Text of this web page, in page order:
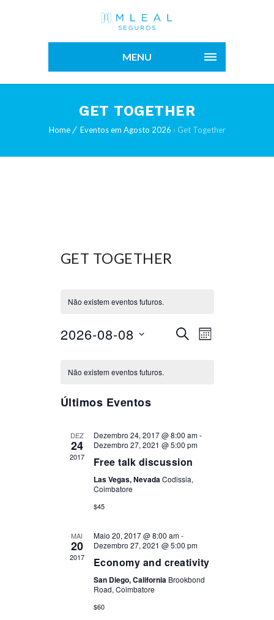
MENU
GET TOGETHER
Home Eventos em Agosto 2026 › Get Together
GET TOGETHER
Não existem eventos futuros.
E
DE
PESQUISAR
MÊS
2026-08-08
Selecione
CALENDÁRIO
DE
EVENTOS
Não existem eventos futuros.
Últimos Eventos
DEZ
24
2017
Dezembro 24, 2017 @ 8:00 am-
Dezembro 27, 2021 @ 5:00 pm
Free talk discussion
Las Vegas, NevadaCodissia,
Coimbatore
$45
MAI
20
2017
Maio 20, 2017 @ 8:00 am-
Dezembro 27, 2021 @ 5:00 pm
Economy and creativity
San Diego, California Brookbond
Road, Coimbatore
$60